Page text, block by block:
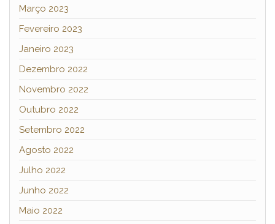
Março 2023
Fevereiro 2023
Janeiro 2023
Dezembro 2022
Novembro 2022
Outubro 2022
Setembro 2022
Agosto 2022
Julho 2022
Junho 2022
Maio 2022